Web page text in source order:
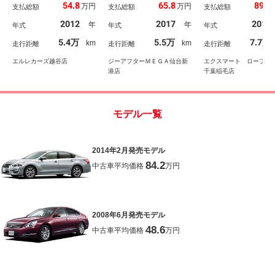
キー・プッシュスター
ヘッドライト・フォグラ
ンプ・純正１７ＡＷ・ド
ライブレコーダー・電動
オットマン
支払総額 54.8万円
年式 2012 年
走行距離 5.4万 km
エルレカーズ越谷店
ー アダプティブクルー
シート リアトラフィッ
クアラート パークアシ
スト 衝突被害軽減シス
テム ＨＩＤライト
支払総額 65.8万円
年式 2017 年
走行距離 5.5万 km
ジーアフターＭＥＧＡ仙台新
港店
◇ＥＴＣ ◇ナビ
ラ ◇前後ドライブ
ーダー ◇Ｂｌｕｅ
ｏｔｈ ◇車検２年
支払総額 89.5
年式 2014
走行距離 7.7万
エクスマート ロープラ
千葉稲毛店
モデル一覧
2014年2月発売モデル
中古車平均価格 84.2万円
2008年6月発売モデル
中古車平均価格 48.6万円